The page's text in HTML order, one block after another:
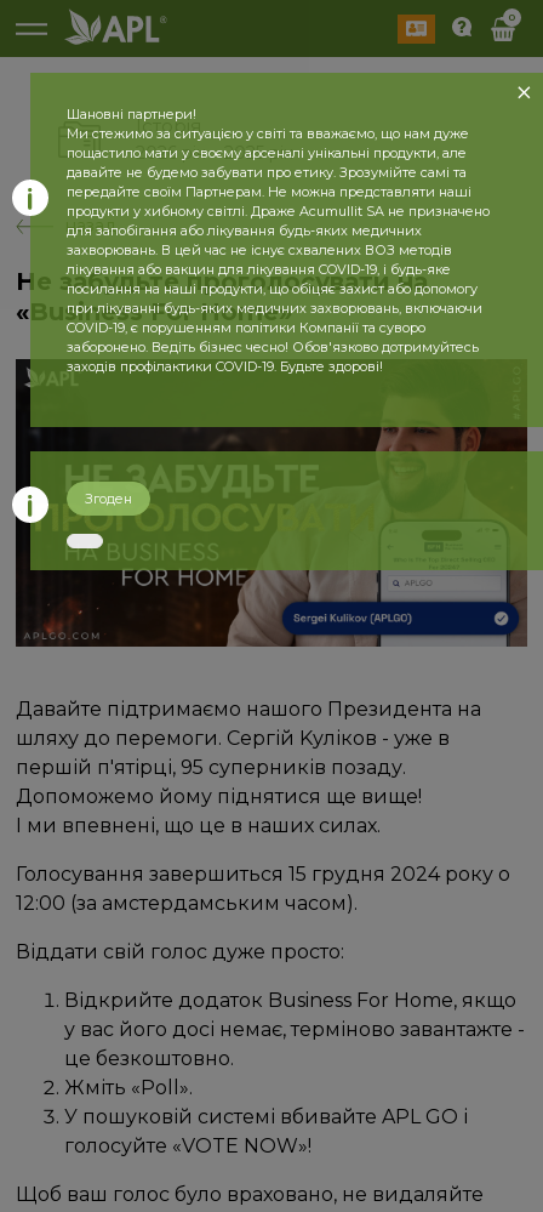
0
Історія
2026 рік 2025 рік
назад
Не забудьте проголосувати на
«Business For Home»
Давайте підтримаємо нашого Президента на
шляху до перемоги. Сергій Kуліков - уже в
першій п'ятірці, 95 суперників позаду.
Допоможемо йому піднятися ще вище!
І ми впевнені, що це в наших силах.
Голосування завершиться 15 грудня 2024 року о
12:00 (за амстердамським часом).
Віддати свій голос дуже просто:
Відкрийте додаток Business For Home, якщо
у вас його досі немає, терміново завантажте -
це безкоштовно.
Жміть «Poll».
У пошуковій системі вбивайте APL GO і
голосуйте «VOTE NOW»!
Щоб ваш голос було враховано, не видаляйте
Шановні партнери!
Ми стежимо за ситуацією у світі та вважаємо, що нам дуже
пощастило мати у своєму арсеналі унікальні продукти, але
давайте не будемо забувати про етику. Зрозумійте самі та
передайте своїм Партнерам. Не можна представляти наші
продукти у хибному світлі. Драже Acumullit SA не призначено
для запобігання або лікування будь-яких медичних
захворювань. В цей час не існує схвалених ВОЗ методів
лікування або вакцин для лікування COVID-19, і будь-яке
посилання на наші продукти, що обіцяє захист або допомогу
при лікуванні будь-яких медичних захворювань, включаючи
COVID-19, є порушенням політики Компанії та суворо
заборонено. Ведіть бізнес чесно! Обов'язково дотримуйтесь
заходів профілактики COVID-19. Будьте здорові!
Згоден